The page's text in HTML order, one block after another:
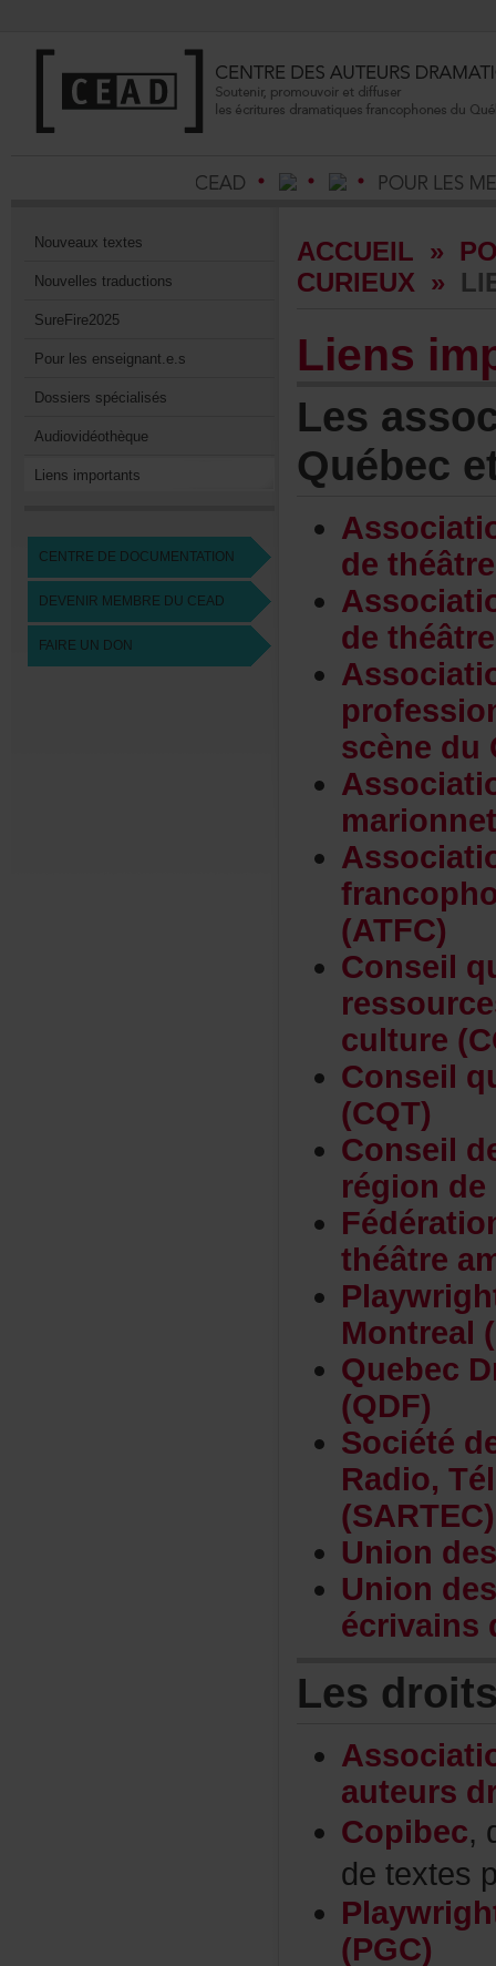
Nouveauxtextes
Nouvellestraductions
SureFire2025
Pourlesenseignant.e.s
Dossiersspécialisés
Audiovidéothèque
Liensimportants
CENTREDEDOCUMENTATION
DEVENIRMEMBREDUCEAD
FAIREUNDON
ACCUEIL »
CURIEUX »
(ATFC)
(CQT)
(QDF)
(SARTEC)
Copibec
(PGC)